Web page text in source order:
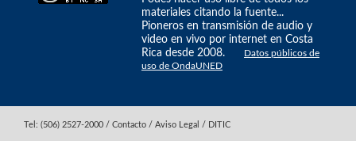
materiales citando la fuente...
Pioneros en transmisión de audio y
video en vivo por internet en Costa
Rica desde 2008.
Datos públicos de
uso de OndaUNED
Tel: (506) 2527-2000 / Contacto / Aviso Legal / DITIC